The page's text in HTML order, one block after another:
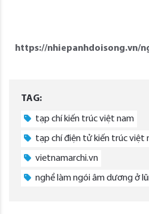
https://nhiepanhdoisong.vn/
TAG:
tạp chí kiến trúc việt nam
tạp chí điện tử kiến trúc việt
vietnamarchi.vn
nghề làm ngói âm dương ở